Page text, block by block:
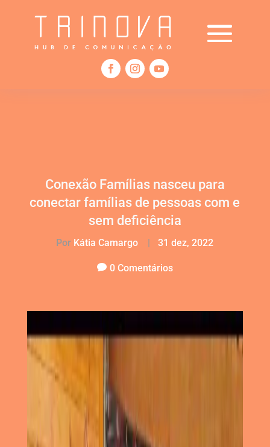
Conexão Famílias nasceu para
conectar famílias de pessoas com e
sem deficiência
Por Kátia Camargo | 31 dez, 2022
0 Comentários